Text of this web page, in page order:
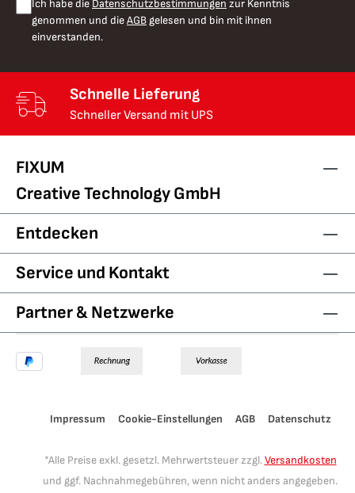
Ich habe die Datenschutzbestimmungen zur Kenntnis
genommen und dieAGBgelesen und bin mit ihnen
einverstanden.
Schnelle Lieferung
Schneller Versand mit UPS
FIXUM
Creative Technology GmbH
Entdecken
Service und Kontakt
Partner & Netzwerke
Impressum Cookie-Einstellungen AGB Datenschutz
*Alle Preise exkl. gesetzl. Mehrwertsteuer zzgl.Versandkosten
und ggf. Nachnahmegebühren, wenn nicht anders angegeben.